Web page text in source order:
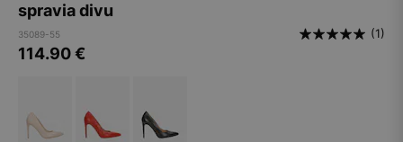
spravia divu
35089-55 (1)
114.90€